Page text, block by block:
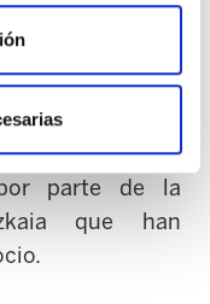
en condiciones
Pero
de la
manos de las
por parte de la
que han